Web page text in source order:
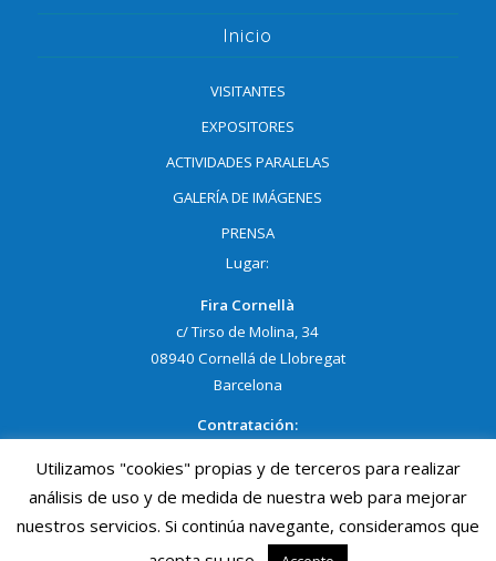
Inicio
VISITANTES
EXPOSITORES
ACTIVIDADES PARALELAS
GALERÍA DE IMÁGENES
PRENSA
Lugar:
Fira Cornellà
c/ Tirso de Molina, 34
08940 Cornellá de Llobregat
Barcelona
Contratación:
NELLY GRACIA
Tel:93 474 02 02 Ext. 1403
Móvil:690 691 950
ngracia@procornella.cat
Utilizamos "cookies" propias y de terceros para realizar
análisis de uso y de medida de nuestra web para mejorar
nuestros servicios. Si continúa navegante, consideramos que